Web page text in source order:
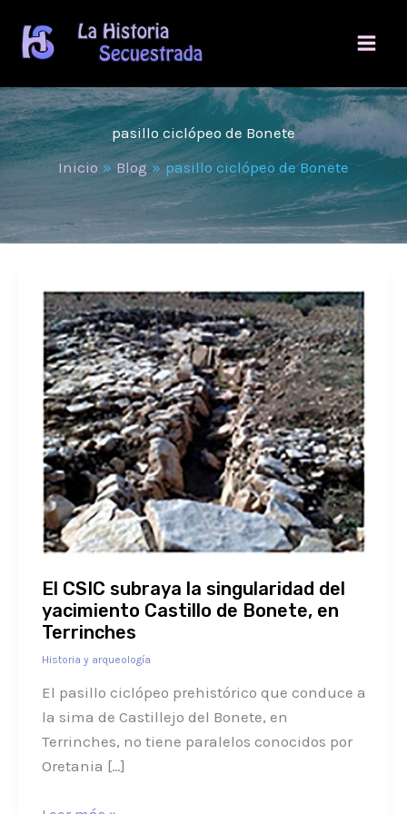
contenido
pasillo ciclópeo de Bonete
Inicio
Blog pasillo ciclópeo de Bonete
El CSIC subraya la singularidad del
yacimiento Castillo de Bonete, en
Terrinches
Historia y arqueología
El pasillo ciclópeo prehistórico que conduce a
la sima de Castillejo del Bonete, en
Terrinches, no tiene paralelos conocidos por
Oretania […]
El
CSIC
subraya
la
singularidad
del
yacimiento
Castillo
de
Bonete,
en